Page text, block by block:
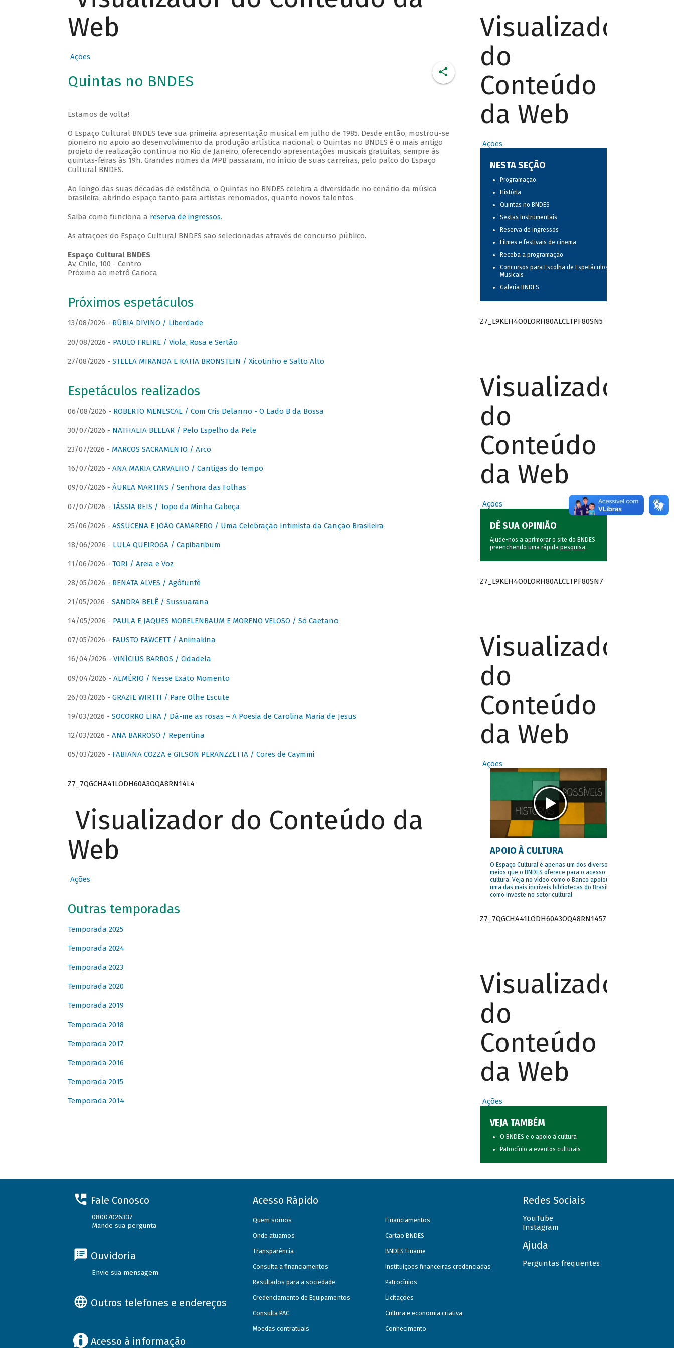
Web
Ações
Quintas no BNDES
Estamos de volta!
O Espaço Cultural BNDES teve sua primeira apresentação musical em julho de 1985. Desde então, mostrou-se
pioneiro no apoio ao desenvolvimento da produção artística nacional: o Quintas no BNDES é o mais antigo
projeto de realização contínua no Rio de Janeiro, oferecendo apresentações musicais gratuitas, sempre às
quintas-feiras às 19h. Grandes nomes da MPB passaram, no início de suas carreiras, pelo palco do Espaço
Cultural BNDES.
Ao longo das suas décadas de existência, o Quintas no BNDES celebra a diversidade no cenário da música
brasileira, abrindo espaço tanto para artistas renomados, quanto novos talentos.
Saiba como funciona a reserva de ingressos.
As atrações do Espaço Cultural BNDES são selecionadas através de concurso público.
Espaço Cultural BNDES
Av, Chile, 100 - Centro
Próximo ao metrô Carioca
Próximos espetáculos
13/08/2026 - RÚBIA DIVINO / Liberdade
20/08/2026 - PAULO FREIRE / Viola, Rosa e Sertão
27/08/2026 - STELLA MIRANDA E KATIA BRONSTEIN / Xicotinho e Salto Alto
Espetáculos realizados
06/08/2026 - ROBERTO MENESCAL / Com Cris Delanno - O Lado B da Bossa
30/07/2026 - NATHALIA BELLAR / Pelo Espelho da Pele
23/07/2026 - MARCOS SACRAMENTO / Arco
16/07/2026 - ANA MARIA CARVALHO / Cantigas do Tempo
09/07/2026 - ÁUREA MARTINS / Senhora das Folhas
07/07/2026 - TÁSSIA REIS / Topo da Minha Cabeça
25/06/2026 - ASSUCENA E JOÃO CAMARERO / Uma Celebração Intimista da Canção Brasileira
18/06/2026 - LULA QUEIROGA / Capibaribum
11/06/2026 - TORI / Areia e Voz
28/05/2026 - RENATA ALVES / Agôfunfè
21/05/2026 - SANDRA BELÊ / Sussuarana
14/05/2026 - PAULA E JAQUES MORELENBAUM E MORENO VELOSO / Só Caetano
07/05/2026 - FAUSTO FAWCETT / Animakina
16/04/2026 - VINÍCIUS BARROS / Cidadela
09/04/2026 - ALMÉRIO / Nesse Exato Momento
26/03/2026 - GRAZIE WIRTTI / Pare Olhe Escute
19/03/2026 - SOCORRO LIRA / Dá-me as rosas – A Poesia de Carolina Maria de Jesus
12/03/2026 - ANA BARROSO / Repentina
05/03/2026 - FABIANA COZZA e GILSON PERANZZETTA / Cores de Caymmi
Z7_7QGCHA41LODH60A3OQA8RN14L4
Visualizador do Conteúdo da
Web
Ações
Outras temporadas
Temporada 2025
Temporada 2024
Temporada 2023
Temporada 2020
Temporada 2019
Temporada 2018
Temporada 2017
Temporada 2016
Temporada 2015
Temporada 2014
Visualizador
do
Conteúdo
da Web
Ações
NESTA SEÇÃO
Programação
História
Quintas no BNDES
Sextas instrumentais
Reserva de ingressos
Filmes e festivais de cinema
Receba a programação
Concursos para Escolha de Espetáculos
Musicais
Galeria BNDES
Z7_L9KEH4O0LORH80ALCLTPF80SN5
Visualizador
do
Conteúdo
da Web
Ações
DÊ SUA OPINIÃO
Ajude-nos a aprimorar o site do BNDES
preenchendo uma rápida pesquisa.
Z7_L9KEH4O0LORH80ALCLTPF80SN7
Visualizador
do
Conteúdo
da Web
Ações
APOIO À CULTURA
O Espaço Cultural é apenas um dos diversos
meios que o BNDES oferece para o acesso à
cultura. Veja no vídeo como o Banco apoiou
uma das mais incríveis bibliotecas do Brasil e
como investe no setor cultural.
Z7_7QGCHA41LODH60A3OQA8RN1457
Visualizador
do
Conteúdo
da Web
Ações
VEJA TAMBÉM
O BNDES e o apoio à cultura
Patrocínio a eventos culturais
Fale Conosco
08007026337
Mande sua pergunta
Ouvidoria
Envie sua mensagem
Outros telefones e endereços
Acesso à informação
Acesso Rápido
Quem somos
Onde atuamos
Transparência
Consulta a financiamentos
Resultados para a sociedade
Credenciamento de Equipamentos
Consulta PAC
Moedas contratuais
Financiamentos
Cartão BNDES
BNDES Finame
Instituições financeiras credenciadas
Patrocínios
Licitações
Cultura e economia criativa
Conhecimento
Redes Sociais
YouTube
Instagram
Ajuda
Perguntas frequentes